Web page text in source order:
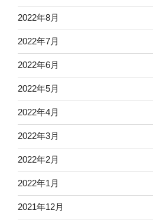
2022年8月
2022年7月
2022年6月
2022年5月
2022年4月
2022年3月
2022年2月
2022年1月
2021年12月